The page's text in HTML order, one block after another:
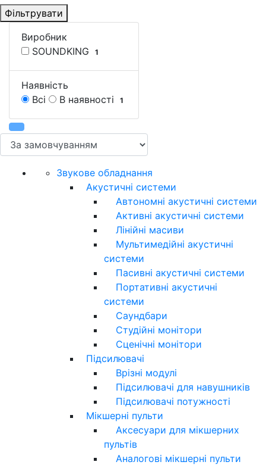
Фільтрувати
Виробник
SOUNDKING
1
Наявність
Всі
В наявності 1
Звукове обладнання
Акустичні системи
Автономні акустичні системи
Активні акустичні системи
Лінійні масиви
Мультимедійні акустичні
системи
Пасивні акустичні системи
Портативні акустичні
системи
Саундбари
Студійні монітори
Сценічні монітори
Підсилювачі
Врізні модулі
Підсилювачі для навушників
Підсилювачі потужності
Мікшерні пульти
Аксесуари для мікшерних
пультів
Аналогові мікшерні пульти